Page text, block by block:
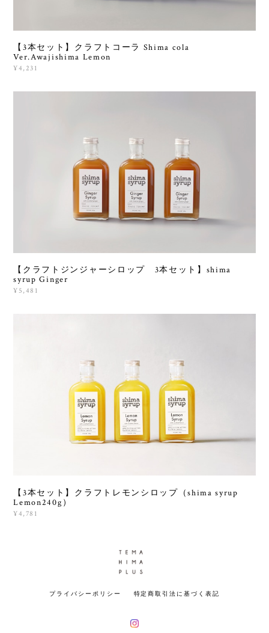
【3本セット】クラフトコーラ Shima cola
Ver.Awajishima Lemon
¥4,231
【クラフトジンジャーシロップ 3本セット】shima
syrup Ginger
¥5,481
【3本セット】クラフトレモンシロップ（shima syrup
Lemon240g）
¥4,781
プライバシーポリシー 特定商取引法に基づく表記